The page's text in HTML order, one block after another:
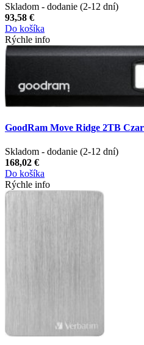
Skladom - dodanie (2-12 dní)
93,58 €
Do košíka
Rýchle info
GoodRam Move Ridge 2TB
Skladom - dodanie (2-12 dní)
168,02 €
Do košíka
Rýchle info